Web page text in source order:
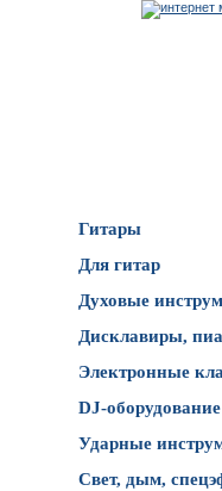
Гитары
Для гитар
Духовые
Дисклавиры,
Электронные
DJ-оборудование
Ударные
Свет, дым,